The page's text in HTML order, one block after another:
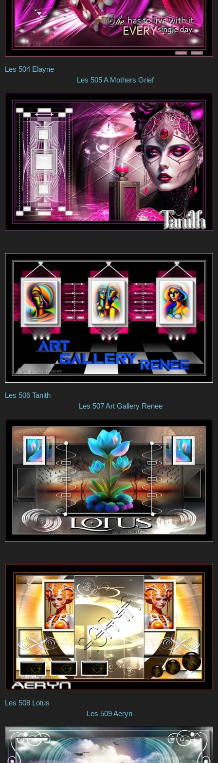
Les 504 Elayne
Les 505 A Mothers Grief
Les 506 Tanith
Les 507 Art Gallery Renee
Les 508 Lotus
Les 509 Aeryn